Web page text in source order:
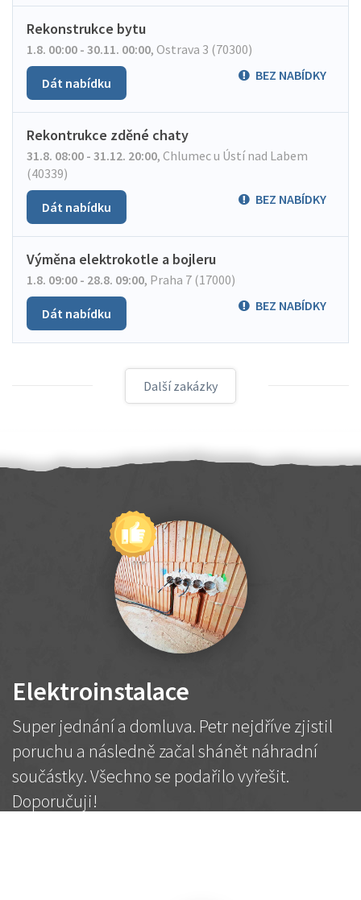
Rekonstrukce bytu
1.8. 00:00 - 30.11. 00:00, Ostrava 3 (70300)
BEZ NABÍDKY
Dát nabídku
Rekontrukce zděné chaty
31.8. 08:00 - 31.12. 20:00, Chlumec u Ústí nad Labem
(40339)
BEZ NABÍDKY
Dát nabídku
Výměna elektrokotle a bojleru
1.8. 09:00 - 28.8. 09:00, Praha 7 (17000)
BEZ NABÍDKY
Dát nabídku
Další zakázky
Elektroinstalace
Super jednání a domluva. Petr nejdříve zjistil
poruchu a následně začal shánět náhradní
součástky. Všechno se podařilo vyřešit.
Doporučuji!